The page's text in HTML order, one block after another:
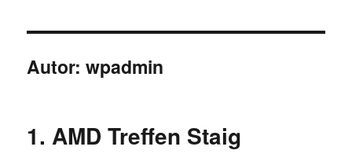
Autor:wpadmin
1. AMD Treffen Staig